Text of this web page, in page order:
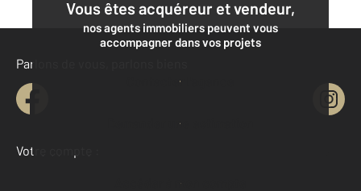
Vous êtes acquéreur et vendeur,
nos agents immobiliers peuvent vous
accompagner dans vos projets
Contacter l'agence
Demander une estimation
Parlons de vous, parlons biens
Votre compte :
Accéder à mon compte